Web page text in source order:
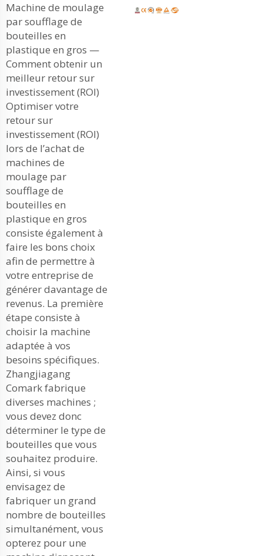
Machine de moulage
par soufflage de
bouteilles en
plastique en gros —
Comment obtenir un
meilleur retour sur
investissement (ROI)
Optimiser votre
retour sur
investissement (ROI)
lors de l’achat de
machines de
moulage par
soufflage de
bouteilles en
plastique en gros
consiste également à
faire les bons choix
afin de permettre à
votre entreprise de
générer davantage de
revenus. La première
étape consiste à
choisir la machine
adaptée à vos
besoins spécifiques.
Zhangjiagang
Comark fabrique
diverses machines ;
vous devez donc
déterminer le type de
bouteilles que vous
souhaitez produire.
Ainsi, si vous
envisagez de
fabriquer un grand
nombre de bouteilles
simultanément, vous
opterez pour une